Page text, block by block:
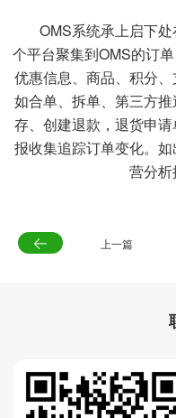
OMS系统承上启下处
个平台聚集到OMS的订
优惠信息、商品、积分
如合单、拆单、第三方
存、创建退款，退货申
报收集追踪订单变化。
营分析
上一篇